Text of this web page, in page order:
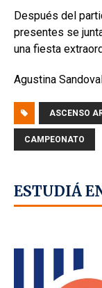
Después del
presentes se
una fiesta
Agustina
ASCENSO
CAMPEONATO
ESTUDIÁ